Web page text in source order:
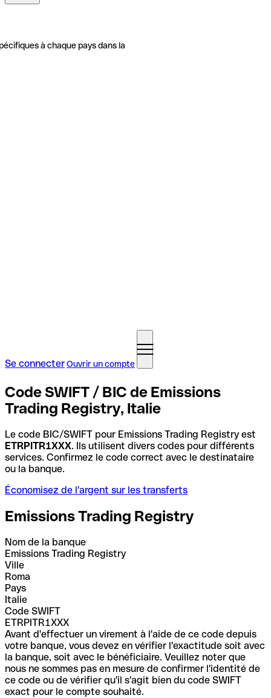
à chaque pays dans la
Se connecterOuvrir un compte
Code SWIFT / BIC de Emissions
Trading Registry, Italie
Le code BIC/SWIFT pour Emissions Trading Registry est
ETRPITR1XXX. Ils utilisent divers codes pour différents
services. Confirmez le code correct avec le destinataire
ou la banque.
Économisez de l'argent sur les transferts
Emissions Trading Registry
Nom de la banque
Emissions Trading Registry
Ville
Roma
Pays
Italie
Code SWIFT
ETRPITR1XXX
Avant d'effectuer un virement à l'aide de ce code depuis
votre banque, vous devez en vérifier l'exactitude soit avec
la banque, soit avec le bénéficiaire. Veuillez noter que
nous ne sommes pas en mesure de confirmer l'identité de
ce code ou de vérifier qu'il s'agit bien du code SWIFT
exact pour le compte souhaité.